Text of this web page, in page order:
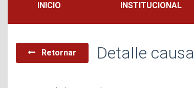
INICIO INSTITUCIONAL
Retornar Detalle causa